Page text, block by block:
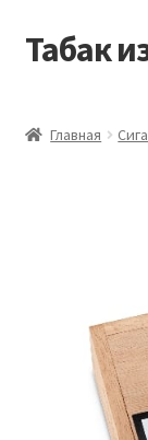
Перейти
Перейти
Табак
Оформление
Главная